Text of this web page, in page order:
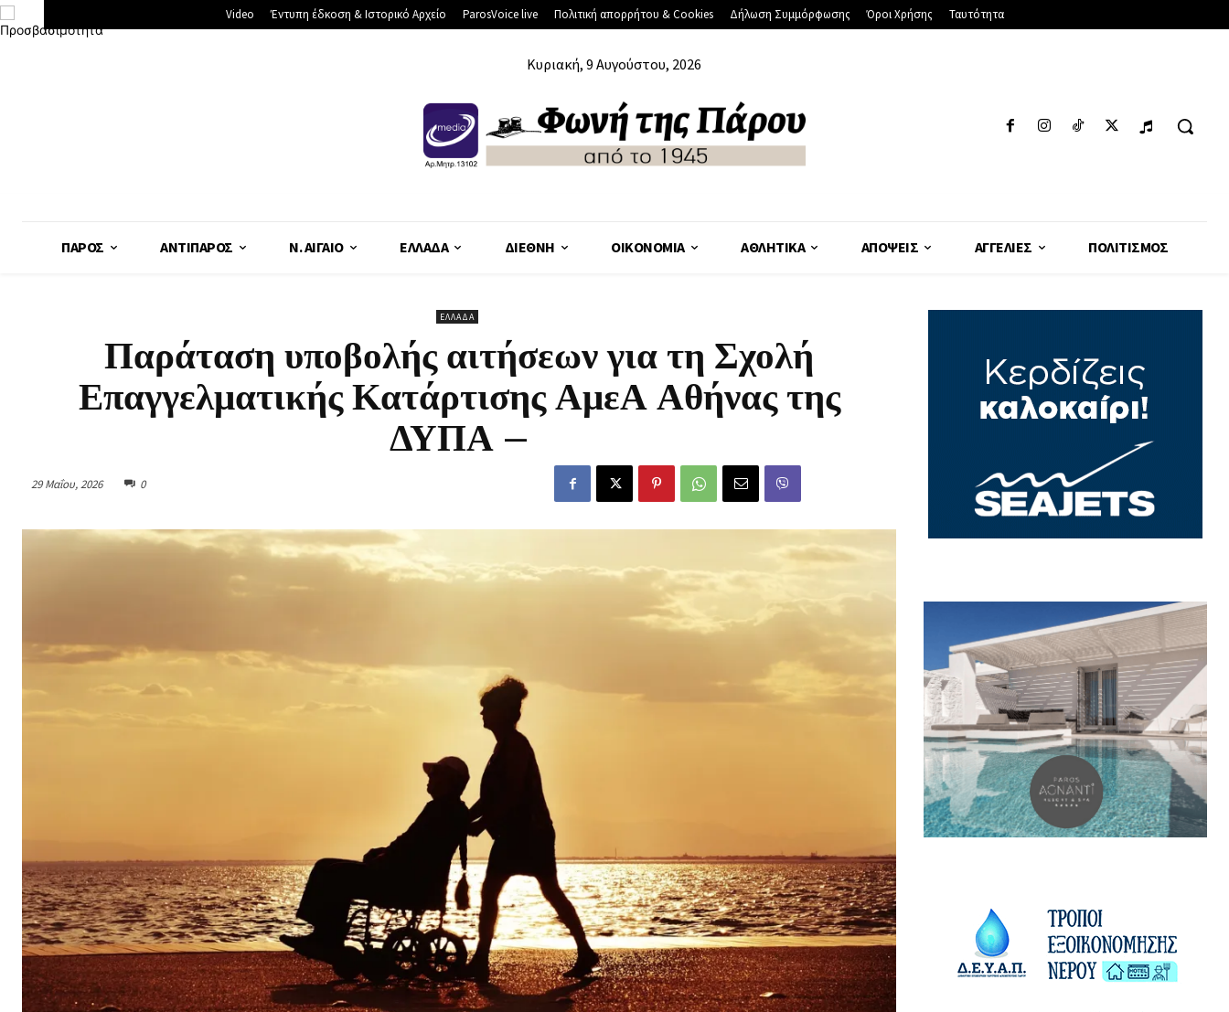
Video Έντυπη έδκοση & Ιστορικό Αρχείο ParosVoice live Πολιτική απορρήτου & Cookies Δήλωση Συμμόρφωσης Όροι Χρήσης Ταυτότητα
Κυριακή, 9 Αυγούστου, 2026
ΠΆΡΟΣ ΑΝΤΊΠΑΡΟΣ Ν. ΑΙΓΑΊΟ ΕΛΛΆΔΑ ΔΙΕΘΝΉ ΟΙΚΟΝΟΜΊΑ ΑΘΛΗΤΙΚΆ ΑΠΌΨΕΙΣ ΑΓΓΕΛΊΕΣ ΠΟΛΙΤΙΣΜΌΣ
ΕΛΛΆΔΑ
Παράταση υποβολής αιτήσεων για τη Σχολή
Επαγγελματικής Κατάρτισης ΑμεΑ Αθήνας της
ΔΥΠΑ –
29 Μαΐου, 2026 0